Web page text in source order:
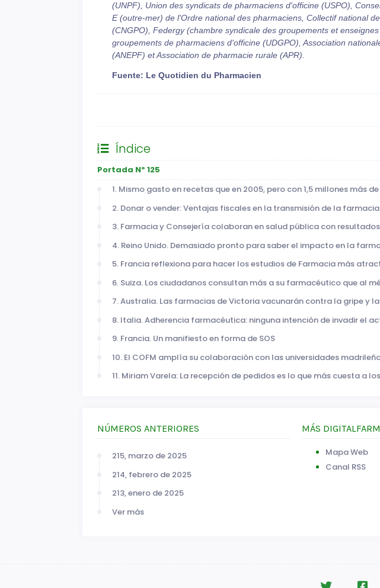
(UNPF), Union des syndicats de pharmaciens d'officine (USPO),
E (outre-mer) de l'Ordre national des pharmaciens, Collectif national
(CNGPO), Federgy (chambre syndicale des groupements et
groupements de pharmaciens d'officine (UDGPO), Association
(ANEPF) et Association de pharmacie rurale (APR).
Fuente: Le Quotidien du Pharmacien
Índice
Portada Nº 125
1. Mismo gasto en recetas que en 2005, pero con 1,5 millones más
2. Donar o vender: Ventajas fiscales en la transmisión de la farmacia
3. Farmacia y Consejería colaboran en salud pública con resultados
4. Reino Unido. Demasiado pronto para saber el impacto en la
5. Francia reflexiona para hacer los estudios de Farmacia más
6. Suiza. Los ciudadanos consultan más a su farmacéutico que al
7. Australia. Las farmacias de Victoria vacunarán contra la gripe y
8. Italia. Adherencia farmacéutica: ninguna intención de invadir el
9. Francia. Un manifiesto en forma de SOS
10. El COFM amplía su colaboración con las universidades
11. Miriam Varela: La recepción de pedidos es lo que más cuesta a
NÚMEROS ANTERIORES
215, marzo de 2025
214, febrero de 2025
213, enero de 2025
Ver más
MÁS
Mapa Web
Canal RSS